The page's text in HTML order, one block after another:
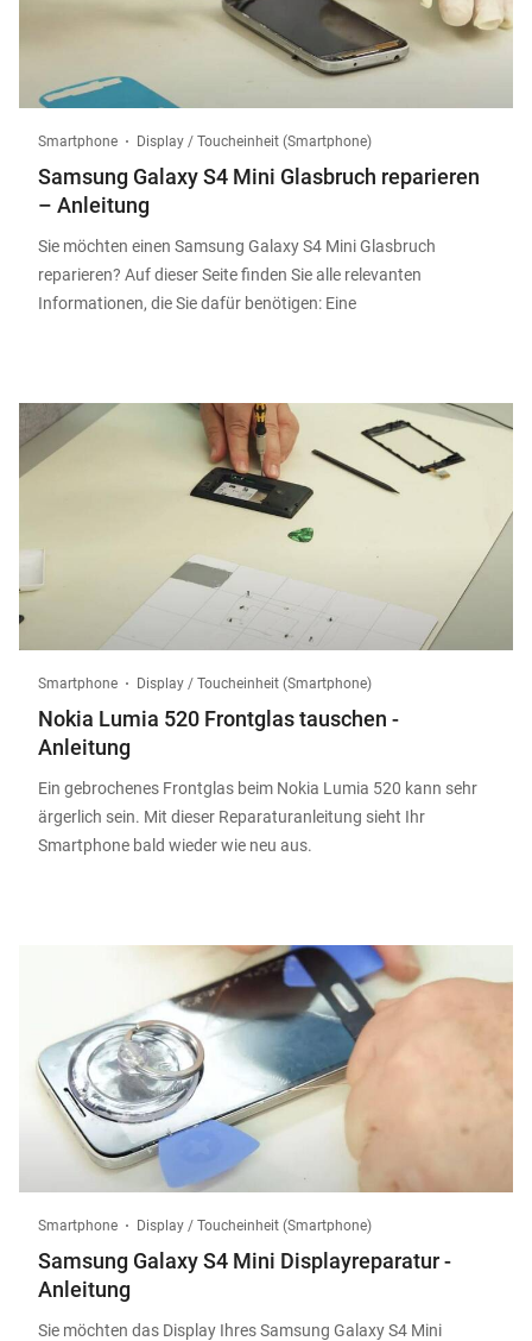
Smartphone Display / Toucheinheit (Smartphone)
Samsung Galaxy S4 Mini Glasbruch reparieren
– Anleitung
Sie möchten einen Samsung Galaxy S4 Mini Glasbruch
reparieren? Auf dieser Seite finden Sie alle relevanten
Informationen, die Sie dafür benötigen: Eine
Smartphone Display / Toucheinheit (Smartphone)
Nokia Lumia 520 Frontglas tauschen -
Anleitung
Ein gebrochenes Frontglas beim Nokia Lumia 520 kann sehr
ärgerlich sein. Mit dieser Reparaturanleitung sieht Ihr
Smartphone bald wieder wie neu aus.
Smartphone Display / Toucheinheit (Smartphone)
Samsung Galaxy S4 Mini Displayreparatur -
Anleitung
Sie möchten das Display Ihres Samsung Galaxy S4 Mini